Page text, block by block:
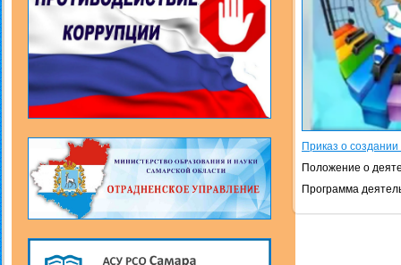
Приказ о
Положение о
Программа